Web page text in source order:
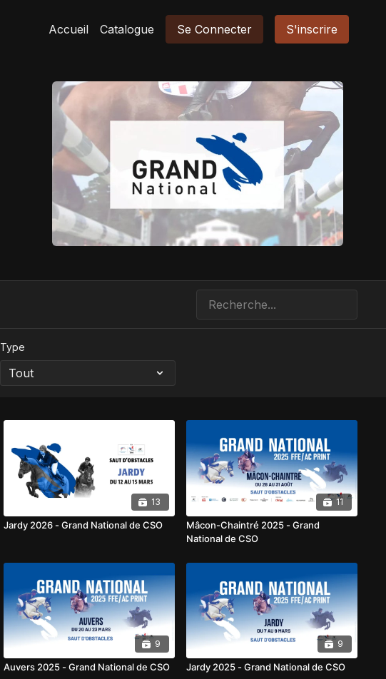
Accueil Catalogue Se Connecter S'inscrire
Type
13
Jardy 2026 - Grand National de CSO
11
Mâcon-Chaintré 2025 - Grand
National de CSO
9
Auvers 2025 - Grand National de CSO
9
Jardy 2025 - Grand National de CSO